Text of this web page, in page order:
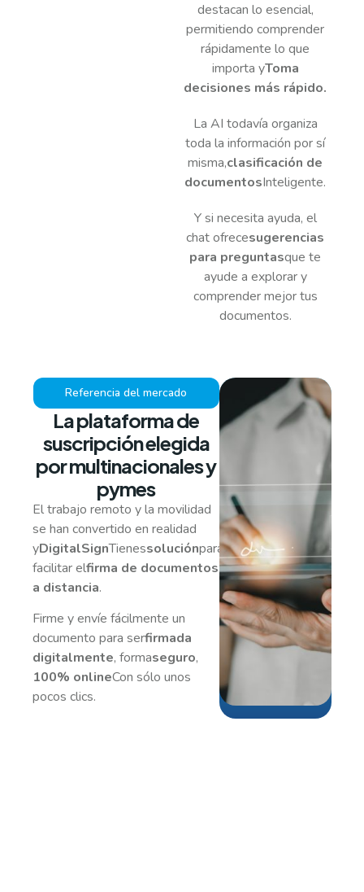
Referencia del mercado
La plataforma de
suscripción elegida
por multinacionales y
pymes
El trabajo remoto y la movilidad
se han convertido en realidad
yDigitalSignTienessoluciónpara
facilitar elfirma de documentos
a distancia.
Firme y envíe fácilmente un
documento para serfirmada
digitalmente, formaseguro,
100% onlineCon sólo unos
pocos clics.
destacan lo esencial,
permitiendo comprender
rápidamente lo que
importa yToma
decisiones más rápido.
La AI todavía organiza
toda la información por sí
misma,clasificación de
documentosInteligente.
Y si necesita ayuda, el
chat ofrecesugerencias
para preguntasque te
ayude a explorar y
comprender mejor tus
documentos.